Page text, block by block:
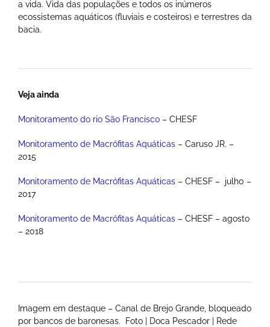
a vida. Vida das populações e todos os inúmeros
ecossistemas aquáticos (fluviais e costeiros) e terrestres da
bacia.
Veja ainda
Monitoramento do rio São Francisco – CHESF
Monitoramento de Macrófitas Aquáticas – Caruso JR. –
2015
Monitoramento de Macrófitas Aquáticas – CHESF – julh0 –
2017
Monitoramento de Macrófitas Aquáticas – CHESF – agosto
– 2018
Imagem em destaque – Canal de Brejo Grande, bloqueado
por bancos de baronesas. Foto | Doca Pescador | Rede